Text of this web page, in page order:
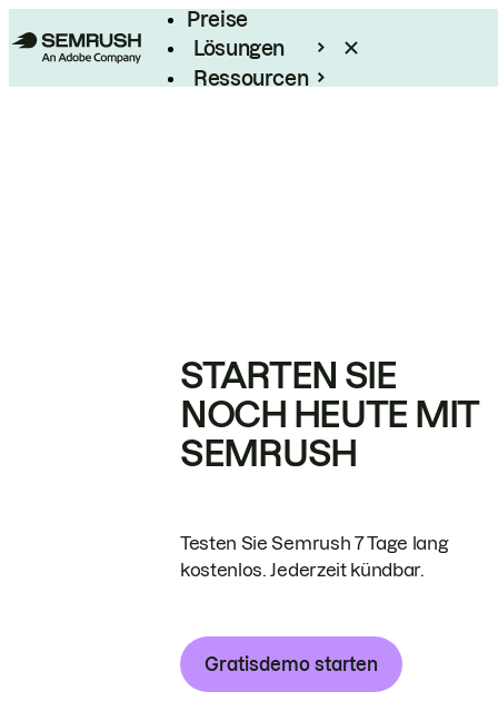
Preise
Lösungen
Ressourcen
STARTEN SIE
NOCH HEUTE MIT
SEMRUSH
Testen Sie Semrush 7 Tage lang
kostenlos. Jederzeit kündbar.
Gratisdemo starten